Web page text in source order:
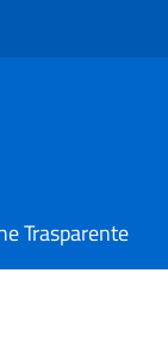
Trasparente